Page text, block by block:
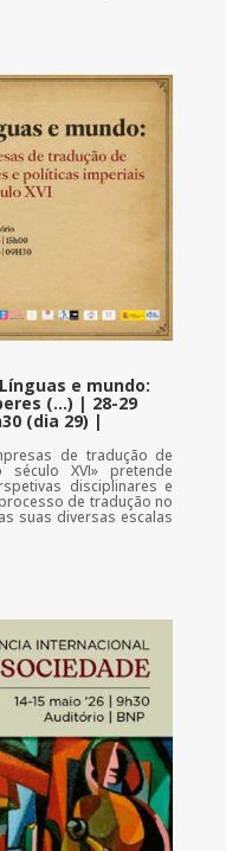
Línguas e mundo:
(…) | 28-29
(dia 29) |
de tradução de
XVI» pretende
disciplinares e
de tradução no
suas diversas escalas